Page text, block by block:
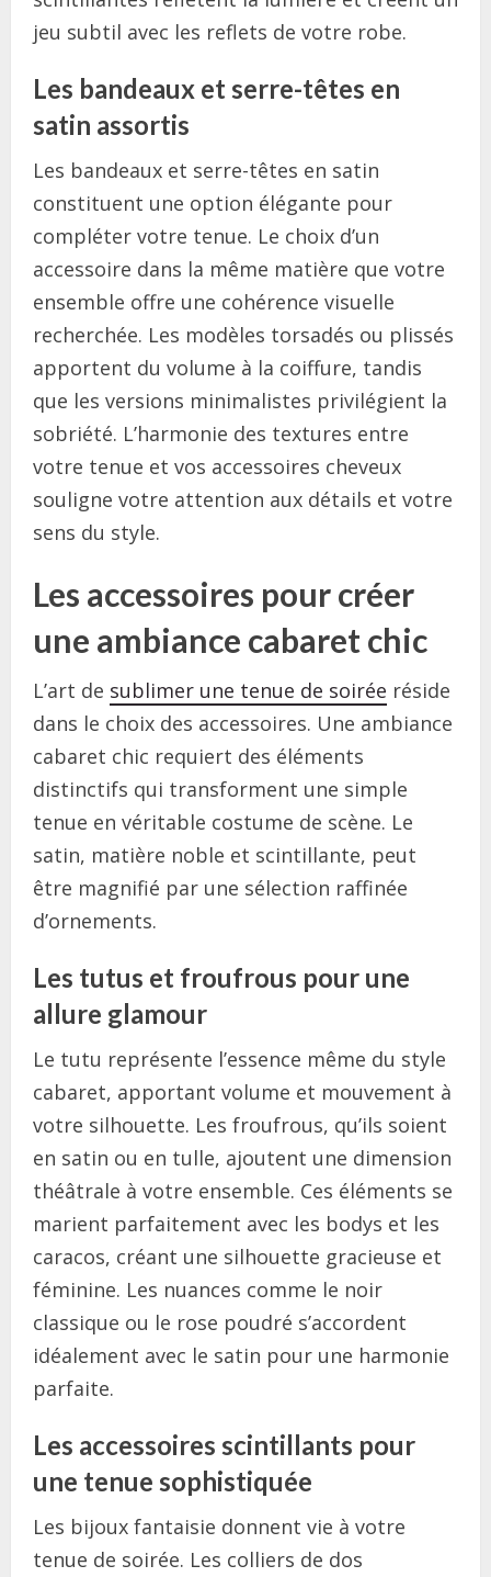
jeu subtil avec les reflets de votre robe.
Les bandeaux et serre-têtes en
satin assortis
Les bandeaux et serre-têtes en satin
constituent une option élégante pour
compléter votre tenue. Le choix d’un
accessoire dans la même matière que votre
ensemble offre une cohérence visuelle
recherchée. Les modèles torsadés ou plissés
apportent du volume à la coiffure, tandis
que les versions minimalistes privilégient la
sobriété. L’harmonie des textures entre
votre tenue et vos accessoires cheveux
souligne votre attention aux détails et votre
sens du style.
Les accessoires pour créer
une ambiance cabaret chic
L’art de sublimer une tenue de soirée réside
dans le choix des accessoires. Une ambiance
cabaret chic requiert des éléments
distinctifs qui transforment une simple
tenue en véritable costume de scène. Le
satin, matière noble et scintillante, peut
être magnifié par une sélection raffinée
d’ornements.
Les tutus et froufrous pour une
allure glamour
Le tutu représente l’essence même du style
cabaret, apportant volume et mouvement à
votre silhouette. Les froufrous, qu’ils soient
en satin ou en tulle, ajoutent une dimension
théâtrale à votre ensemble. Ces éléments se
marient parfaitement avec les bodys et les
caracos, créant une silhouette gracieuse et
féminine. Les nuances comme le noir
classique ou le rose poudré s’accordent
idéalement avec le satin pour une harmonie
parfaite.
Les accessoires scintillants pour
une tenue sophistiquée
Les bijoux fantaisie donnent vie à votre
tenue de soirée. Les colliers de dos